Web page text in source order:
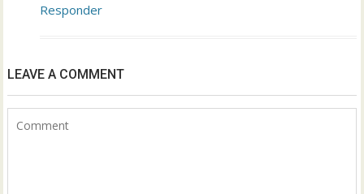
Responder
LEAVE A COMMENT